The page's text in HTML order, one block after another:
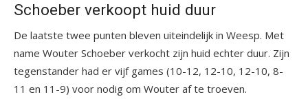
Schoeber verkoopt huid duur
De laatste twee punten bleven uiteindelijk in Weesp. Met
name Wouter Schoeber verkocht zijn huid echter duur. Zijn
tegenstander had er vijf games (10-12, 12-10, 12-10, 8-
11 en 11-9) voor nodig om Wouter af te troeven.